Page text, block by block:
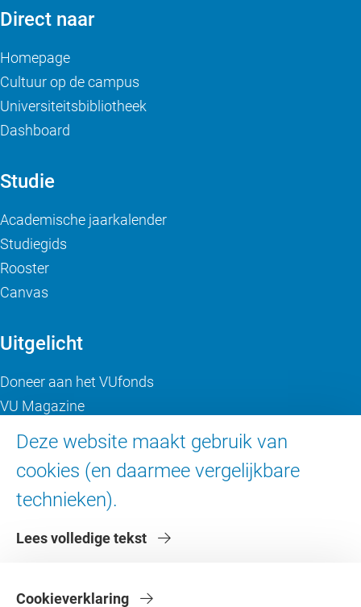
Deze website maakt gebruik van
cookies (en daarmee vergelijkbare
technieken).
Lees volledige tekst
Cookieverklaring
Direct naar
Homepage
Cultuur op de campus
Universiteitsbibliotheek
Dashboard
Studie
Academische jaarkalender
Studiegids
Rooster
Canvas
Uitgelicht
Doneer aan het VUfonds
VU Magazine
Over de VU
Contact en route
Faculteiten